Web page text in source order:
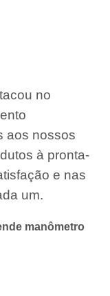
no
aos nossos
à pronta-
e nas
um.
manômetro